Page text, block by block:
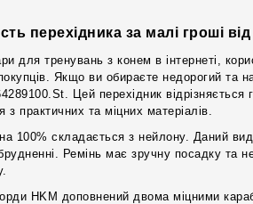
перехідника за малі гроші
для тренувань з конем в інтернеті,
Якщо ви обираєте недорогий та
Цей перехідник відрізняється
з практичних та міцних матеріалів.
100% складається з нейлону. Даний
Ремінь має зручну посадку та
HKM доповнений двома міцними